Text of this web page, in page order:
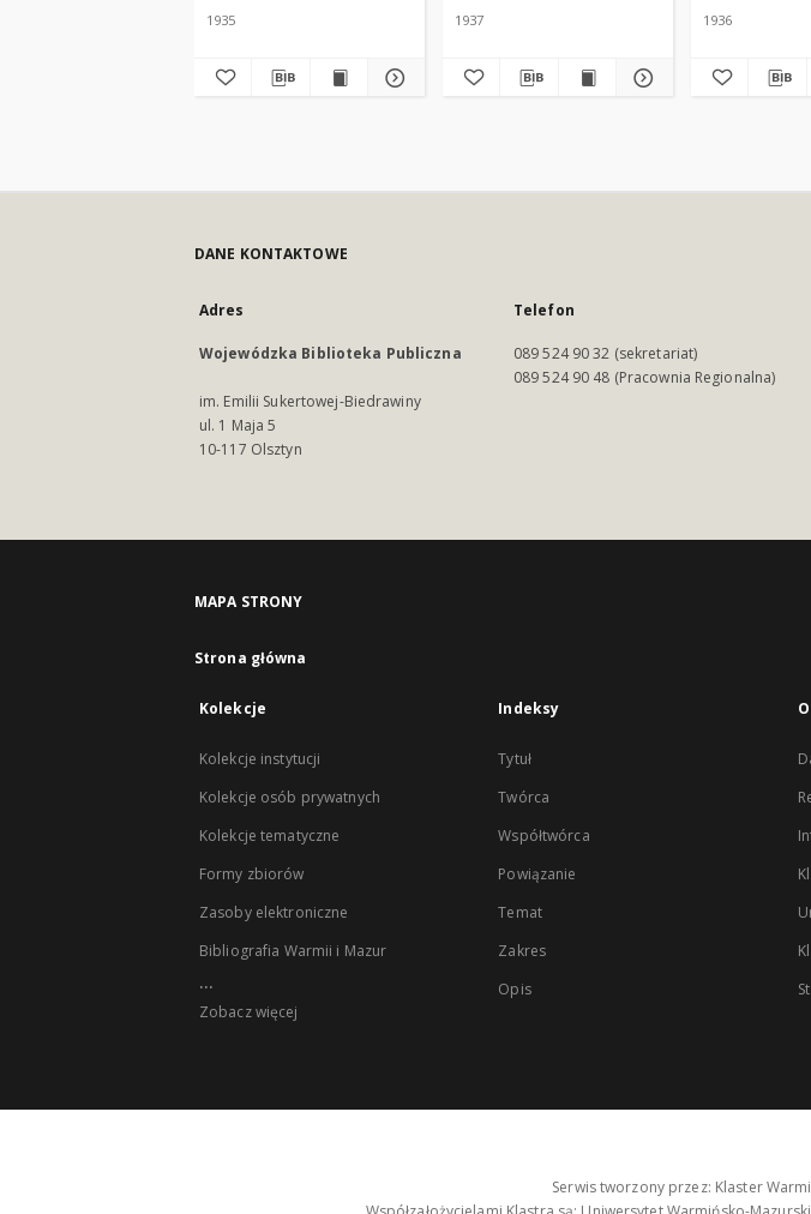
1935 1937 1936
DANE KONTAKTOWE
Adres
Wojewódzka Biblioteka Publiczna
im. Emilii Sukertowej-Biedrawiny
ul. 1 Maja 5
10-117 Olsztyn
Telefon
089 524 90 32 (sekretariat)
089 524 90 48 (Pracownia Regionalna)
MAPA STRONY
Strona główna
Kolekcje
Kolekcje instytucji
Kolekcje osób prywatnych
Kolekcje tematyczne
Formy zbiorów
Zasoby elektroniczne
Bibliografia Warmii i Mazur
...
Zobacz więcej
Indeksy
Tytuł
Twórca
Współtwórca
Powiązanie
Temat
Zakres
Opis
Serwis tworzony przez: Klaster